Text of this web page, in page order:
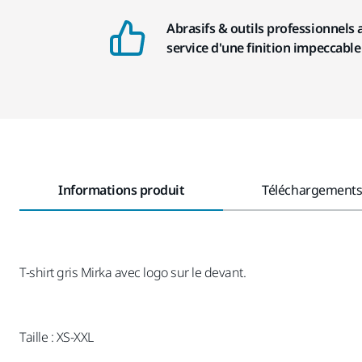
Abrasifs & outils professionnels
service d'une finition impeccable
Informations produit Téléchargements
T-shirt gris Mirka avec logo sur le devant.
Taille : XS-XXL